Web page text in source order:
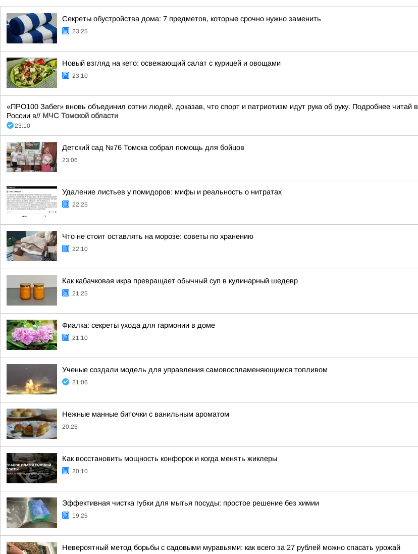
Секреты обустройства дома: 7 предметов, которые срочно нужно заменить
23:25
Новый взгляд на кето: освежающий салат с курицей и овощами
23:10
«ПРО100 Забег» вновь объединил сотни людей, доказав, что спорт и патриотизм идут рука об руку. Подробнее читай в
России в// МЧС Томской области
23:10
Детский сад №76 Томска собрал помощь для бойцов
23:06
Удаление листьев у помидоров: мифы и реальность о нитратах
22:25
Что не стоит оставлять на морозе: советы по хранению
22:10
Как кабачковая икра превращает обычный суп в кулинарный шедевр
21:25
Фиалка: секреты ухода для гармонии в доме
21:10
Ученые создали модель для управления самовоспламеняющимся топливом
21:06
Нежные манные биточки с ванильным ароматом
20:25
Как восстановить мощность конфорок и когда менять жиклеры
20:10
Эффективная чистка губки для мытья посуды: простое решение без химии
19:25
Невероятный метод борьбы с садовыми муравьями: как всего за 27 рублей можно спасать урожай